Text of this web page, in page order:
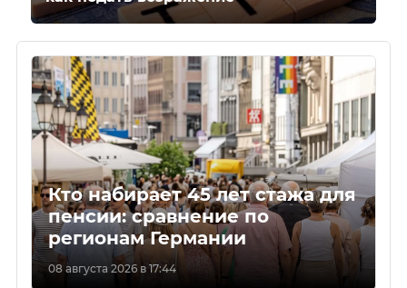
Кто набирает 45 лет стажа для
пенсии: сравнение по
регионам Германии
08 августа 2026 в 17:44